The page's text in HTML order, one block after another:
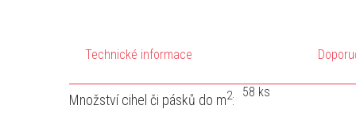
Technické informace
Množství cihel či pásků do m2:
58 ks